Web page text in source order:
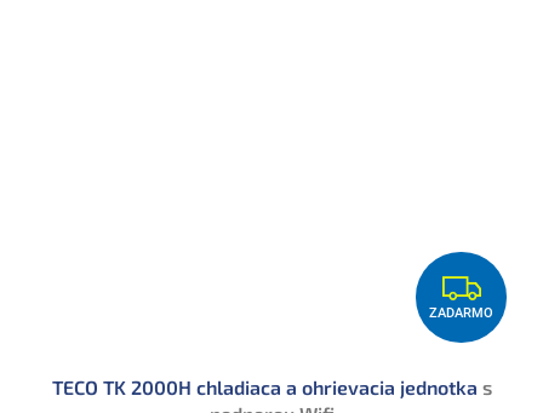
Z
A
A
ZADARMO
TECO TK 2000H chladiaca a ohrievacia jednotka s